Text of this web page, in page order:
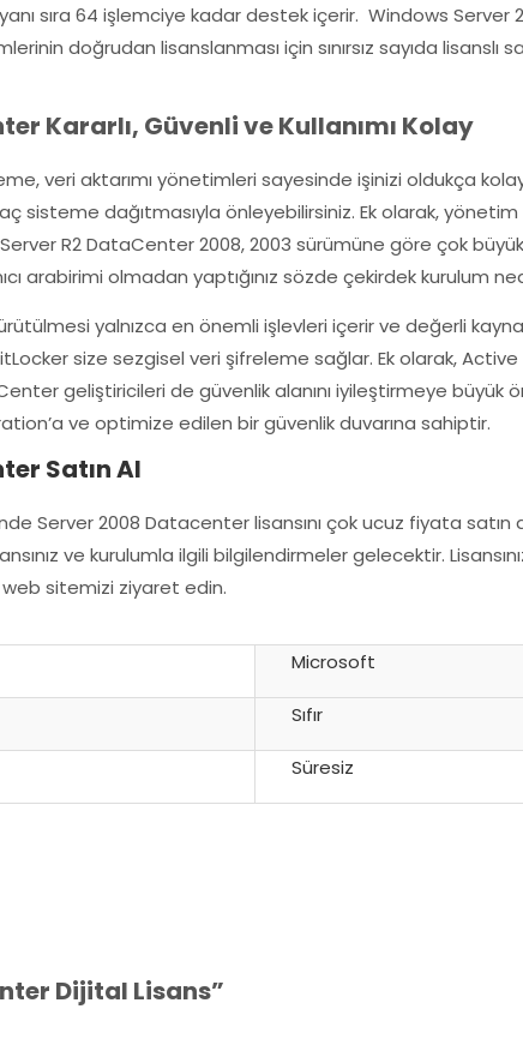
sıra 64 işlemciye kadar destek içerir. Windows Server
doğrudan lisanslanması için sınırsız sayıda lisanslı
Kararlı, Güvenli ve Kullanımı Kolay
veri aktarımı yönetimleri sayesinde işinizi oldukça
dağıtmasıyla önleyebilirsiniz. Ek olarak, yönetim
Server R2 DataCenter 2008, 2003 sürümüne göre çok
arabirimi olmadan yaptığınız sözde çekirdek kurulum
yalnızca en önemli işlevleri içerir ve değerli
size sezgisel veri şifreleme sağlar. Ek olarak,
geliştiricileri de güvenlik alanını iyileştirmeye
ve optimize edilen bir güvenlik duvarına sahiptir.
Satın Al
Server 2008 Datacenter lisansını çok ucuz fiyata satın
ve kurulumla ilgili bilgilendirmeler gelecektir.
sitemizi ziyaret edin.
Microsoft
Sıfır
Süresiz
Dijital Lisans”